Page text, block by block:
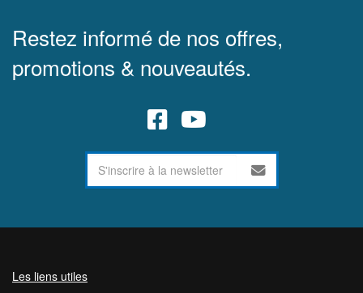
Restez informé de nos offres,
promotions & nouveautés.
Les liens utiles